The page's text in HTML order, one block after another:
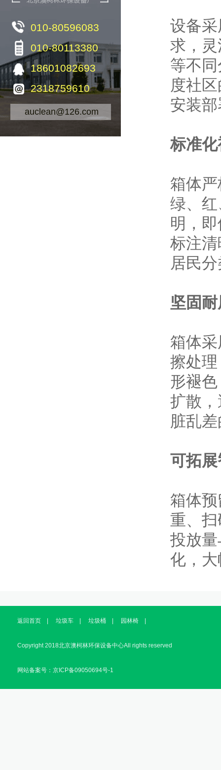
010-80596083
010-80113380
18601082693
2318759610
auclean@126.com
设备
求，
等不
度社
安装
标准
箱体
绿、
明，
标注
居民
坚固
箱体
擦处
形褪
扩散
脏乱
可拓
箱体
重、
投放
化，
返回首页 垃圾车 垃圾桶 园林椅
Copyright 2018北京澳柯林环保设备中心All rights reserved
网站备案号：京ICP备09050694号-1